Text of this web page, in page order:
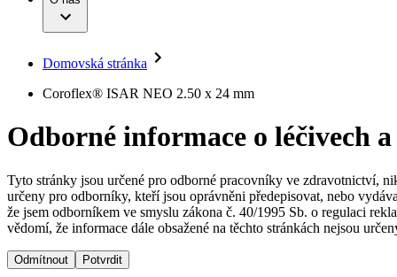
Léčba bolesti
Mimotělní očišťování krve
Neurochirurgie
Onkologie
Ortopedie
Péče o rány
Péče o stomii
Prevence a kontrola infekcí
Uzavírání ran
Onemocnění
B. Braun Avitum
Vaše příležitost​
Média
Tiskové zprávy
Kontakt
Registrace k odběru newsletteru
Společnost
Odpovědnost
Domovská stránka
Coroflex® ISAR NEO 2.50 x 24 mm
Odborné informace o léčivech
Tyto stránky jsou určené pro odborné pracovníky ve zdravotnictví,
určeny pro odborníky, kteří jsou oprávněni předepisovat, nebo
že jsem odborníkem ve smyslu zákona č. 40/1995 Sb. o regulaci
vědomí, že informace dále obsažené na těchto stránkách nejsou
Odmítnout Potvrdit